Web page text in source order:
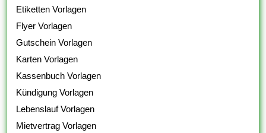
Etiketten Vorlagen
Flyer Vorlagen
Gutschein Vorlagen
Karten Vorlagen
Kassenbuch Vorlagen
Kündigung Vorlagen
Lebenslauf Vorlagen
Mietvertrag Vorlagen